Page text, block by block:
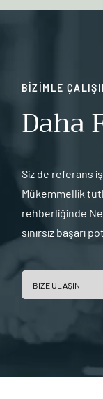
BİZİMLE
Daha
Siz de referans iş
Mükemmellik
rehberliğinde
sınırsız başarı
BİZE ULAŞIN